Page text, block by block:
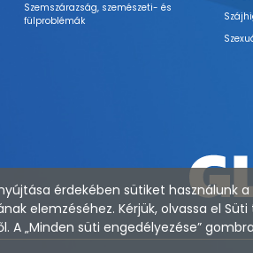
Szemszárazság, szemészeti- és
fülproblémák
érdekében sütiket használunk
elemzéséhez. Kérjük, olvassa el
A „Minden süti engedélyezése”